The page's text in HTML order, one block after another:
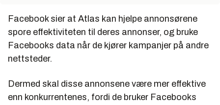
Facebook sier at Atlas kan hjelpe annonsørene
spore effektiviteten til deres annonser, og bruke
Facebooks data når de kjører kampanjer på andre
nettsteder.
Dermed skal disse annonsene være mer effektive
enn konkurrentenes, fordi de bruker Facebooks